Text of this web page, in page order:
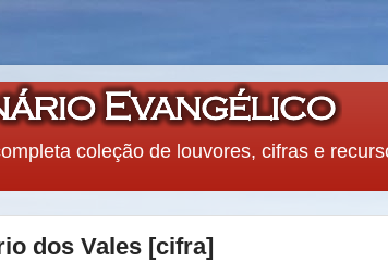
coleção de louvores, cifras e
dos Vales [cifra]